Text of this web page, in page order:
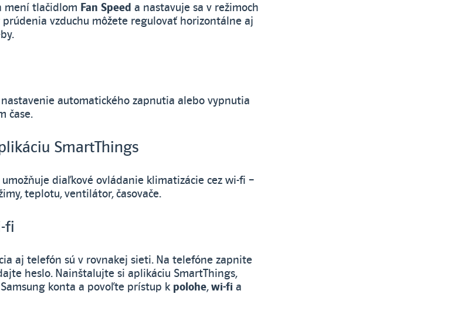
mení tlačidlom Fan Speed a nastavuje sa v režimoch
prúdenia vzduchu môžete regulovať horizontálne aj
automatického zapnutia alebo vypnutia
čase.
SmartThings
umožňuje diaľkové ovládanie klimatizácie cez wi-fi –
teplotu, ventilátor, časovače.
fi
aj telefón sú v rovnakej sieti. Na telefóne zapnite
heslo. Nainštalujte si aplikáciu SmartThings,
konta a povoľte prístup k polohe,wi‑fi a